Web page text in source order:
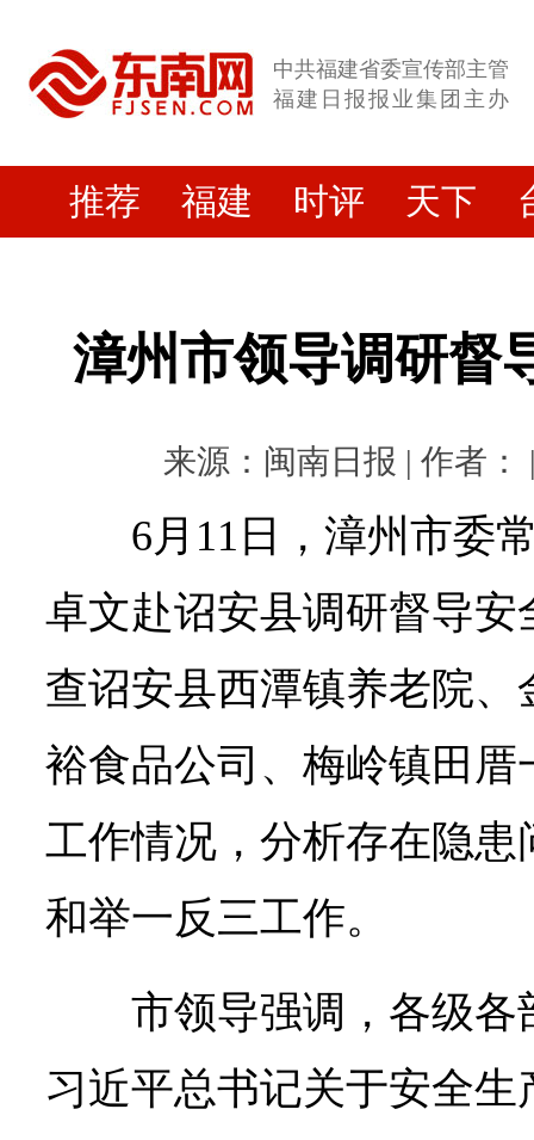
中共福建省委宣传部主管
福建日报报业集团主办
推荐 福建 时评 天下
漳州市领导调研督
来源：闽南日报 | 作者：
6月11日，漳州市委
卓文赴诏安县调研督导
查诏安县西潭镇养老院
裕食品公司、梅岭镇田
工作情况，分析存在隐
和举一反三工作。
市领导强调，各级
习近平总书记关于安全